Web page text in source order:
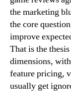
the marketing
the core
improve
That is the
dimensions,
feature pricing,
usually get